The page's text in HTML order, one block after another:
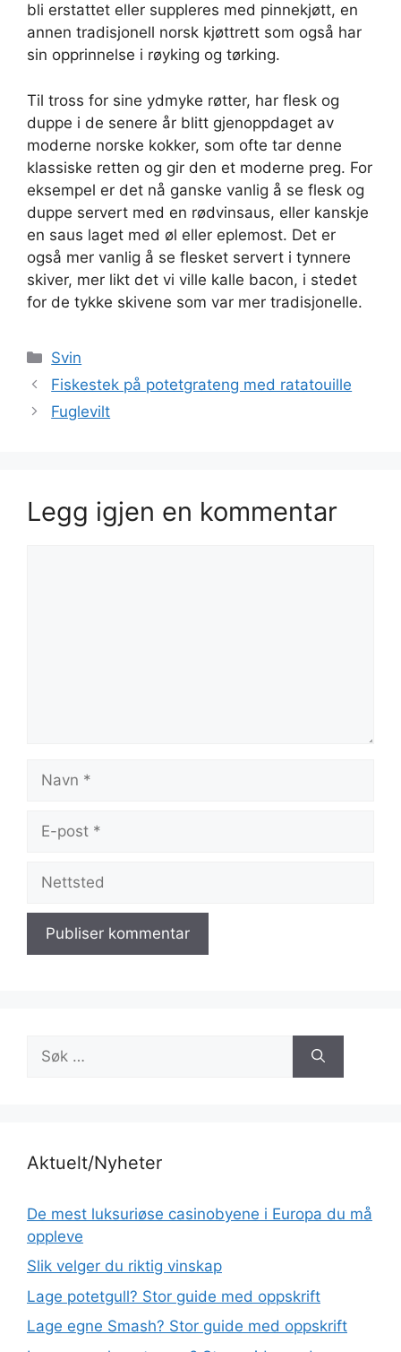
bli erstattet eller suppleres med pinnekjøtt, en
annen tradisjonell norsk kjøttrett som også har
sin opprinnelse i røyking og tørking.
Til tross for sine ydmyke røtter, har flesk og
duppe i de senere år blitt gjenoppdaget av
moderne norske kokker, som ofte tar denne
klassiske retten og gir den et moderne preg. For
eksempel er det nå ganske vanlig å se flesk og
duppe servert med en rødvinsaus, eller kanskje
en saus laget med øl eller eplemost. Det er
også mer vanlig å se flesket servert i tynnere
skiver, mer likt det vi ville kalle bacon, i stedet
for de tykke skivene som var mer tradisjonelle.
Kategorier
Svin
Fiskestek på potetgrateng med ratatouille
Fuglevilt
Legg igjen en kommentar
post
etter:
Aktuelt/Nyheter
De mest luksuriøse casinobyene i Europa du må
oppleve
Slik velger du riktig vinskap
Lage potetgull? Stor guide med oppskrift
Lage egne Smash? Stor guide med oppskrift